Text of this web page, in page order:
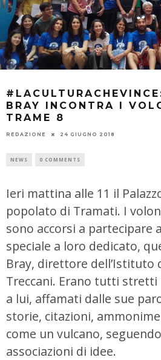
BRAY INCONTRA I
TRAME 8
REDAZIONE 24 GIUGNO 2018
NEWS 0 COMMENTS
Ieri mattina alle 11 il
popolato di Tramati. I
sono accorsi a partecipare
speciale a loro dedicato,
Bray, direttore dell’Istituto
Treccani. Erano tutti
a lui, affamati dalle sue
storie, citazioni,
come un vulcano,
associazioni di idee.